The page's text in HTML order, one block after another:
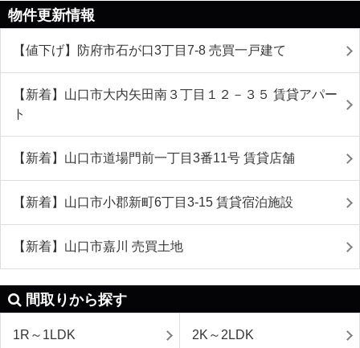
物件更新情報
【値下げ】防府市石が口3丁目7-8 売買一戸建て
【新着】山口市大内矢田南３丁目１２－３５ 賃貸アパー
ト
【新着】山口市道場門前一丁目3番11号 賃貸店舗
【新着】山口市小郡新町6丁目3-15 賃貸宿泊施設
【新着】山口市嘉川 売買土地
間取りから探す
1R～1LDK 2K～2LDK